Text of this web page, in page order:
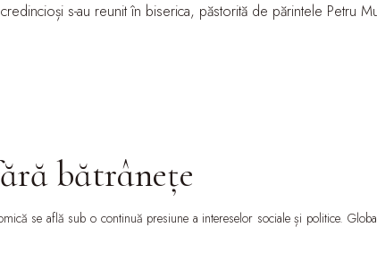
s-au reunit în biserica, păstorită de părintele Petru
bătrânețe
se află sub o continuă presiune a intereselor sociale și politice.